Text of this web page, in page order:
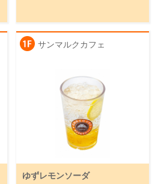
サンマルクカフェ
ゆずレモンソーダ